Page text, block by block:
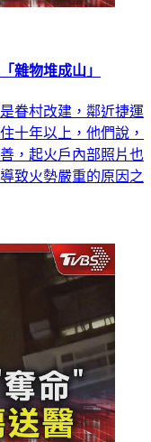
雜物堆成山」
眷村改建，鄰近捷運
十年以上，他們說，
，起火戶內部照片也
致火勢嚴重的原因之